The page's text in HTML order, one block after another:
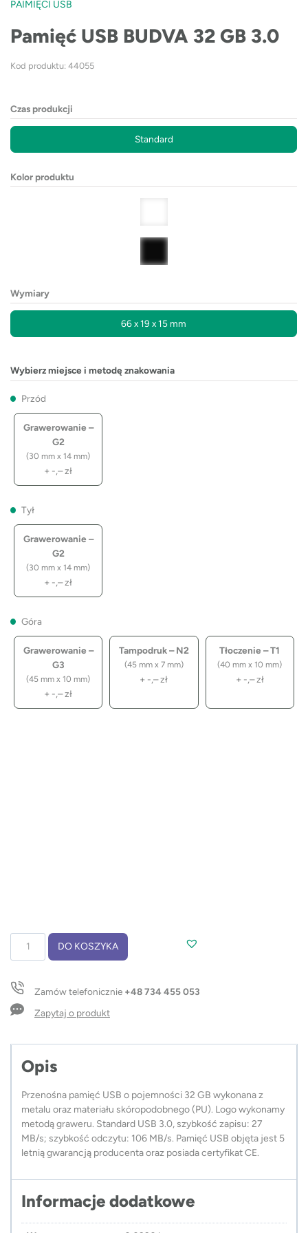
PAIMIĘCI USB
Pamięć USB BUDVA 32 GB 3.0
Kod produktu: 44055
Czas produkcji
Standard
Kolor produktu
Wymiary
66 x 19 x 15 mm
Wybierz miejsce i metodę znakowania
Przód
Grawerowanie –
G2
(30 mm x 14 mm)
+ -,–zł
Tył
Grawerowanie –
G2
(30 mm x 14 mm)
+ -,–zł
Góra
Grawerowanie –
G3
(45 mm x 10 mm)
+ -,–zł
Tampodruk – N2
(45 mm x 7 mm)
+ -,–zł
Tłoczenie – T1
(40 mm x 10 mm)
+ -,–zł
ilość
BUDVA
32
GB
DO KOSZYKA
Zamów telefonicznie +48 734 455 053
Zapytaj o produkt
Opis
Przenośna pamięć USB o pojemności 32 GB wykonana z
metalu oraz materiału skóropodobnego (PU). Logo wykonamy
metodą graweru. Standard USB 3.0, szybkość zapisu: 27
MB/s; szybkość odczytu: 106 MB/s. Pamięć USB objęta jest 5
letnią gwarancją producenta oraz posiada certyfikat CE.
Informacje dodatkowe